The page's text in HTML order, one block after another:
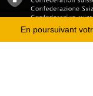
En poursuivant